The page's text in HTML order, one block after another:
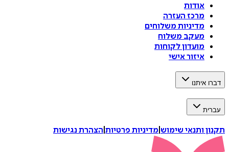
אודות
מרכז העזרה
מדיניות משלוחים
מעקב משלוח
מועדון לקוחות
איזור אישי
דברו איתנו
עברית
תקנון ותנאי שימוש מדיניות פרטיות הצהרת נגישות